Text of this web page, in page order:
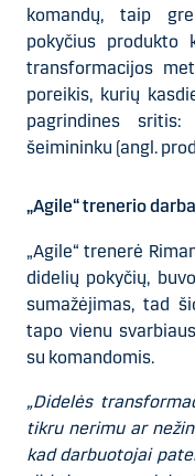
komandų, taip
pokyčius produkto
transformacijos
poreikis, kurių
pagrindines
šeimininku (angl.
„Agile“ trenerio d
„Agile“ trenerė
didelių pokyčių,
sumažėjimas, tad
tapo vienu
su komandomis.
„Didelės
tikru nerimu ar
kad darbuotojai